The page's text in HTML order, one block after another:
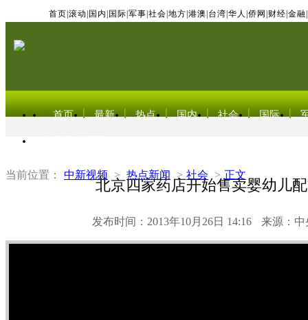
首页 滚动 国内 国际 军事 社会 地方 港澳 台湾 华人 侨网 财经 金融
首页 最新 热点 国内 社会 国际
当前位置： 中新视频 > 热点新闻 > 社会 > 正文
北京四家药店开始售卖婴幼儿
发布时间：2013年10月26日 14:16 来源：中